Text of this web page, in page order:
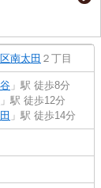
南太田 ２丁目
」駅 徒歩8分
」駅 徒歩12分
」駅 徒歩14分